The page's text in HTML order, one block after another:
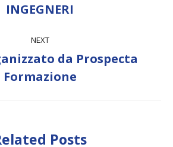
INGEGNERI
NEXT
Next
post:
da Prospecta
Formazione
Posts